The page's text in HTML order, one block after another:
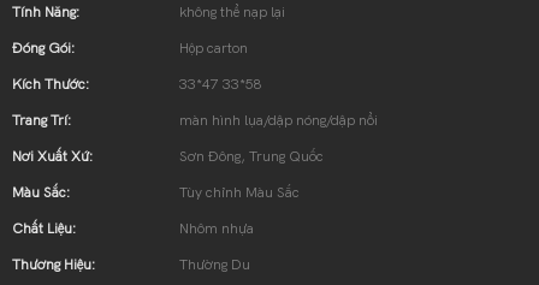
Tính Năng: không thể nạp lại
Đóng Gói: Hộp carton
Kích Thước: 33*47 33*58
Trang Trí: màn hình lụa/dập nóng/dập nổi
Nơi Xuất Xứ: Sơn Đông, Trung Quốc
Màu Sắc: Tùy chỉnh Màu Sắc
Chất Liệu: Nhôm nhựa
Thương Hiệu: Thường Du